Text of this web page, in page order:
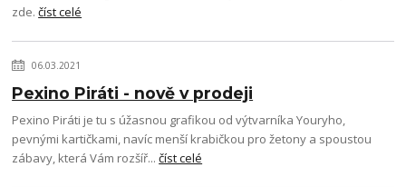
zde.číst celé
06.03.2021
Pexino Piráti - nově v prodeji
Pexino Piráti je tu s úžasnou grafikou od výtvarníka Youryho,
pevnými kartičkami, navíc menší krabičkou pro žetony a spoustou
zábavy, která Vám rozšíř...číst celé